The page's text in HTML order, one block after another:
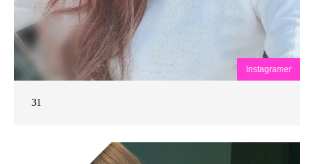
Instagramer
31